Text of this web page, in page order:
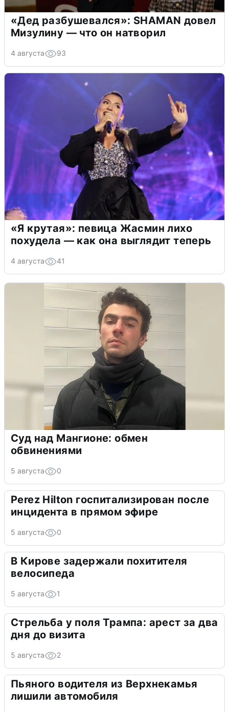
«Дед разбушевался»: SHAMAN довел
Мизулину — что он натворил
4 августа 93
«Я крутая»: певица Жасмин лихо
похудела — как она выглядит теперь
4 августа 41
Суд над Мангионе: обмен
обвинениями
5 августа 0
Perez Hilton госпитализирован после
инцидента в прямом эфире
5 августа 0
В Кирове задержали похитителя
велосипеда
5 августа 1
Стрельба у поля Трампа: арест за два
дня до визита
5 августа 2
Пьяного водителя из Верхнекамья
лишили автомобиля